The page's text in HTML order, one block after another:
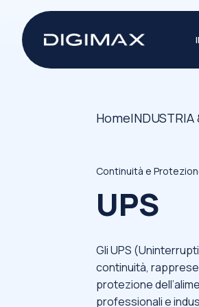
Home
Continuità e
UPS
Gli UPS
continuità,
protezione
professionali e